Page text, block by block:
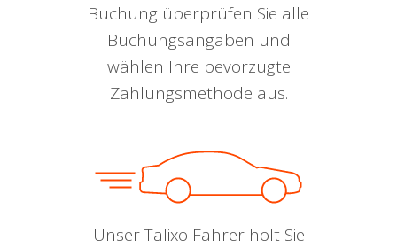
Buchung überprüfen Sie alle
Buchungsangaben und
wählen Ihre bevorzugte
Zahlungsmethode aus.
Unser Talixo Fahrer holt Sie